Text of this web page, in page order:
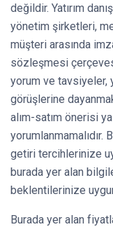
değildir. Yatırım
yönetim şirketleri,
müşteri arasında
sözleşmesi
yorum ve tavsiyeler,
görüşlerine
alım-satım önerisi
getiri tercihlerinize
burada yer alan
beklentilerinize
Burada yer alan